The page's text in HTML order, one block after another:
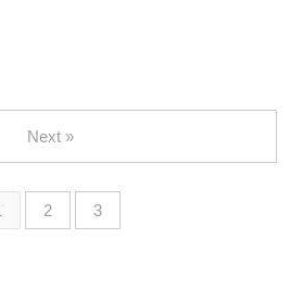
2 3
Next »